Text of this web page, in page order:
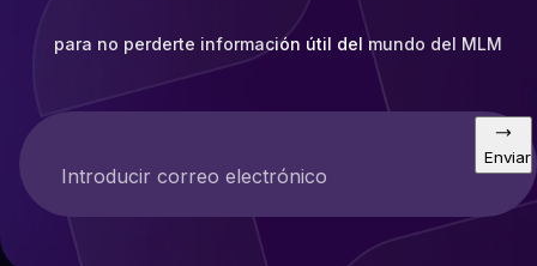
para no perderte información útil del mundo del MLM
Introducir correo electrónico
Enviar